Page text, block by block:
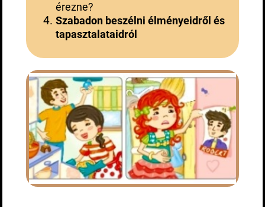
érezne?
Szabadon beszélni élményeidről és
tapasztalataidról